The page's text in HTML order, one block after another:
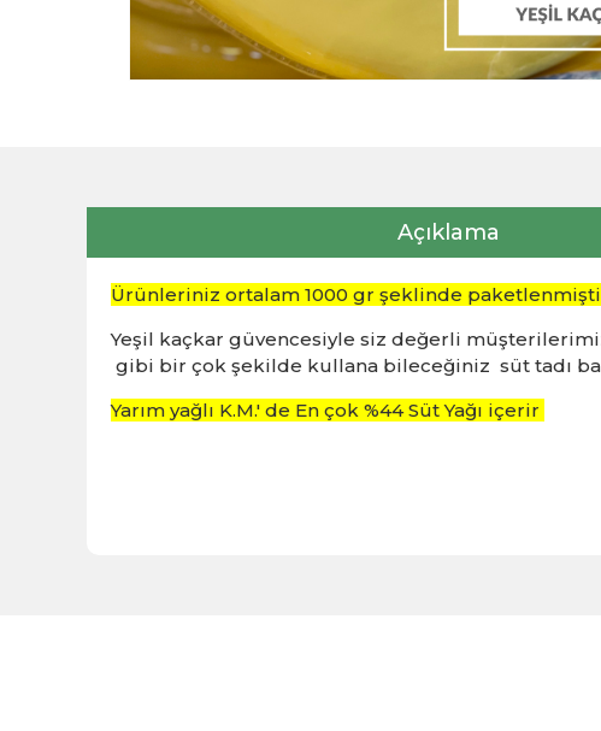
Açıklama
Ürünleriniz ortalam 1000 gr şeklinde
Yeşil kaçkar güvencesiyle siz değerli
gibi bir çok şekilde kullana bileceğiniz süt tadı
Yarım yağlı K.M.' de En çok %44 Süt Yağı içerir